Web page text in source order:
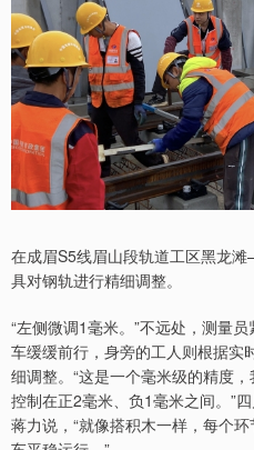
在成眉S5线眉山段轨道工区黑龙
具对钢轨进行精细调整。
“左侧微调1毫米。”不远处，测量
车缓缓前行，身旁的工人则根据实
细调整。“这是一个毫米级的精度
控制在正2毫米、负1毫米之间。”
蒋力说，“就像搭积木一样，每个